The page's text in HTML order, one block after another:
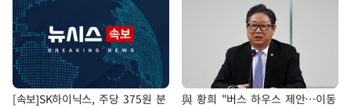
[속보]SK하이닉스, 주당 375원 분
與 황희 "버스 하우스 제안…이동